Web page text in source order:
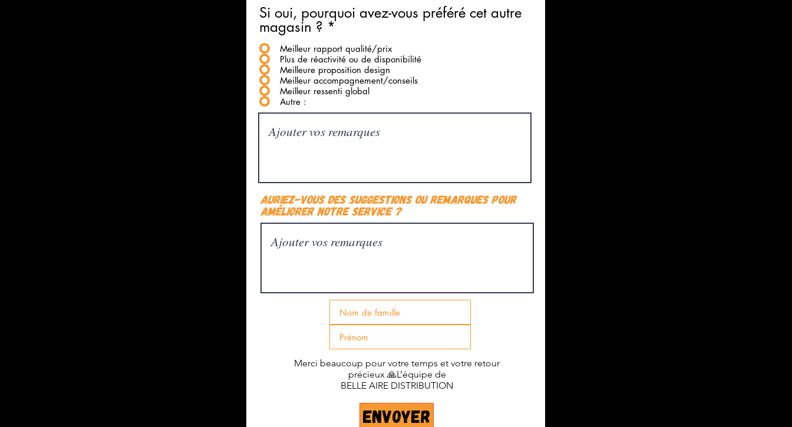
Si oui, pourquoi avez-vous préféré cet autre
magasin ? *
Meilleur rapport qualité/prix
Plus de réactivité ou de disponibilité
Meilleure proposition design
Meilleur accompagnement/conseils
Meilleur ressenti global
Autre :
Auriez-vous des suggestions ou remarques pour
améliorer notre service ?
Merci beaucoup pour votre temps et votre retour
précieux 🙏L’équipe de
BELLE AIRE DISTRIBUTION
Envoyer